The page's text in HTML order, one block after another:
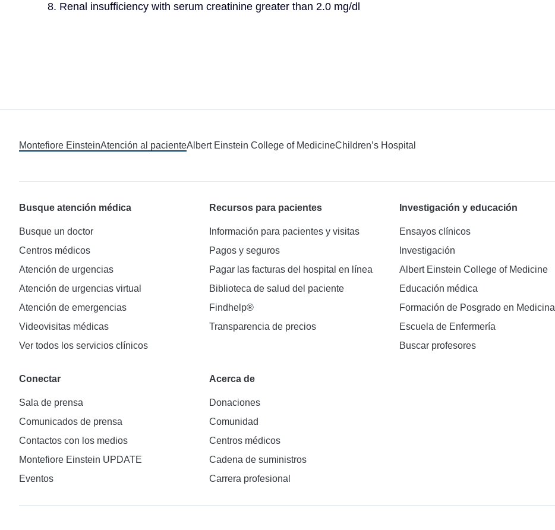
8. Renal insufficiency with serum creatinine greater than 2.0 mg/dl
Montefiore EinsteinAtención al pacienteAlbert Einstein College of MedicineChildren’s Hospital
Busque atención médica
Busque un doctor
Centros médicos
Atención de urgencias
Atención de urgencias virtual
Atención de emergencias
Videovisitas médicas
Ver todos los servicios clínicos
Recursos para pacientes
Información para pacientes y visitas
Pagos y seguros
Pagar las facturas del hospital en línea
Biblioteca de salud del paciente
Findhelp®
Transparencia de precios
Investigación y educación
Ensayos clínicos
Investigación
Albert Einstein College of Medicine
Educación médica
Formación de Posgrado en Medicina
Escuela de Enfermería
Buscar profesores
Conectar
Sala de prensa
Comunicados de prensa
Contactos con los medios
Montefiore Einstein UPDATE
Eventos
Acerca de
Donaciones
Comunidad
Centros médicos
Cadena de suministros
Carrera profesional